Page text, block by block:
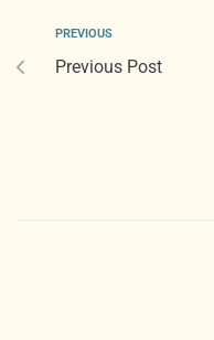
PREVIOUS
Previous Post